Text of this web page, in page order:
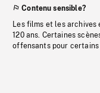
Contenu sensible?
Les films et les archives
120 ans. Certaines
offensants pour certains